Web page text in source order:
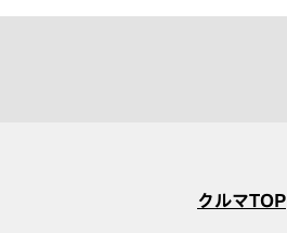
クルマTOP